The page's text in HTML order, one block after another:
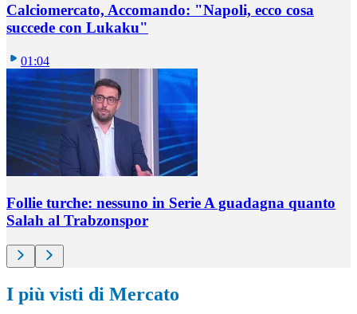
Calciomercato, Accomando: "Napoli, ecco cosa
succede con Lukaku"
01:04
Follie turche: nessuno in Serie A guadagna quanto
Salah al Trabzonspor
I più visti di Mercato